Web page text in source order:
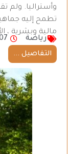
وأستراليا. ولم
تطمح إليه
مالية وبشرية ،
رياضة
التفاصيل ...